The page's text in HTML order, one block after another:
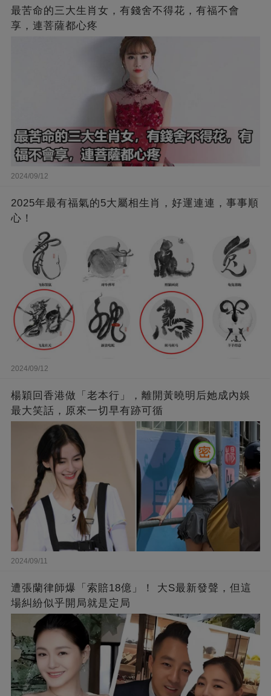
最苦命的三大生肖女，有錢舍不得花，有福不會
享，連菩薩都心疼
2024/09/12
2025年最有福氣的5大屬相生肖，好運連連，事事順
心！
2024/09/12
楊穎回香港做「老本行」，離開黃曉明后她成內娛
最大笑話，原來一切早有跡可循
2024/09/11
遭張蘭律師爆「索賠18億」！ 大S最新發聲，但這
場糾紛似乎開局就是定局